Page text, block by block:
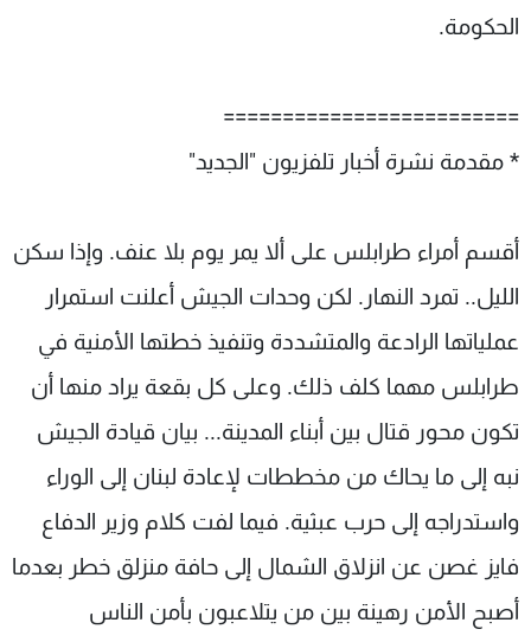
الحكومة.
=========================
* مقدمة نشرة أخبار تلفزيون "الجديد"
أقسم أمراء طرابلس على ألا يمر يوم بلا عنف. وإذا سكن
الليل.. تمرد النهار. لكن وحدات الجيش أعلنت استمرار
عملياتها الرادعة والمتشددة وتنفيذ خطتها الأمنية في
طرابلس مهما كلف ذلك. وعلى كل بقعة يراد منها أن
تكون محور قتال بين أبناء المدينة... بيان قيادة الجيش
نبه إلى ما يحاك من مخططات لإعادة لبنان إلى الوراء
واستدراجه إلى حرب عبثية. فيما لفت كلام وزير الدفاع
فايز غصن عن انزلاق الشمال إلى حافة منزلق خطر بعدما
أصبح الأمن رهينة بين من يتلاعبون بأمن الناس